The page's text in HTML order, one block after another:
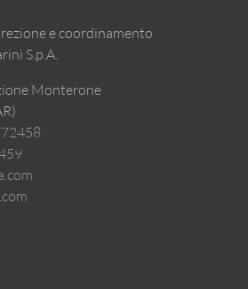
e coordinamento
S.p.A.
Monterone